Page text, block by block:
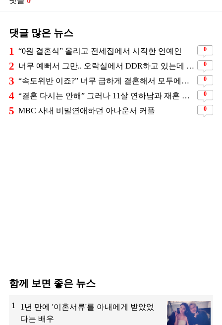
댓글 많은 뉴스
1 “0원 결혼식” 올리고 전세집에서 시작한 연예인 0
2 너무 예뻐서 그만.. 오락실에서 DDR하고 있는데 지나가던 이상민이 캐스팅했다는 연예인 0
3 “속도위반 이죠?” 너무 급하게 결혼해서 모두에게 의심 받았던 스타 0
4 “결혼 다시는 안해” 그러나 11살 연하남과 재혼 발표 0
5 MBC 사내 비밀연애하던 아나운서 커플 0
함께 보면 좋은 뉴스
1
1년 만에 '이혼서류'를 아내에게 받았었
다는 배우